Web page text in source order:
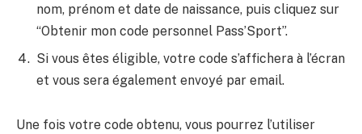
nom, prénom et date de naissance, puis cliquez sur
“Obtenir mon code personnel Pass’Sport”.
Si vous êtes éligible, votre code s’affichera à l’écran
et vous sera également envoyé par email.
Une fois votre code obtenu, vous pourrez l’utiliser